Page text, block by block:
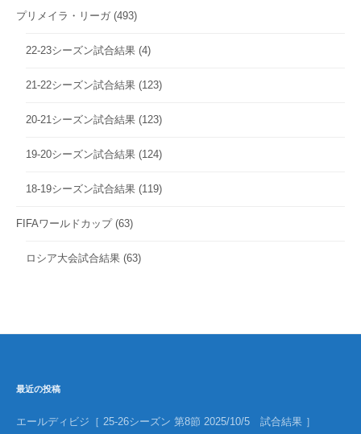
プリメイラ・リーガ (493)
22-23シーズン試合結果 (4)
21-22シーズン試合結果 (123)
20-21シーズン試合結果 (123)
19-20シーズン試合結果 (124)
18-19シーズン試合結果 (119)
FIFAワールドカップ(63)
ロシア大会試合結果 (63)
最近の投稿
エールディビジ［ 25-26シーズン 第8節 2025/10/5 試合結果 ］